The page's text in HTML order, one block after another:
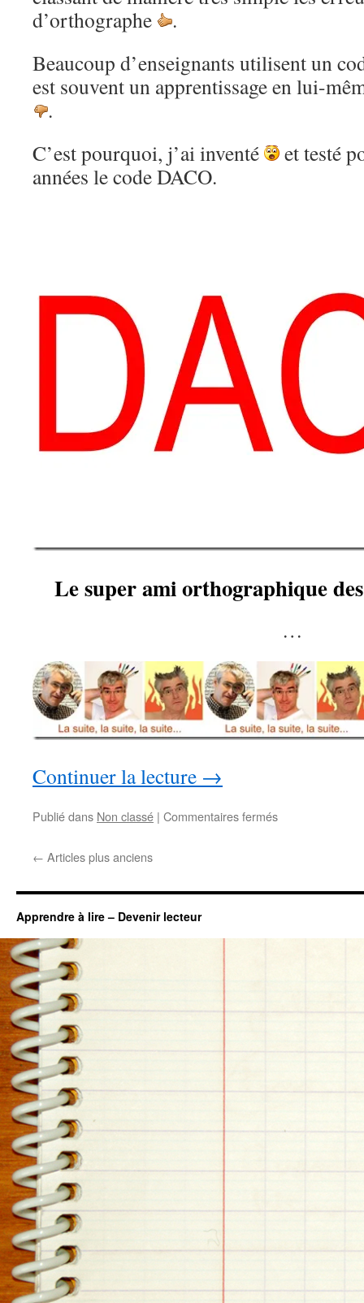
d’orthographe
.
Beaucoup d’enseignants utilisent un
est souvent un apprentissage en lui-
.
C’est pourquoi, j’ai inventé
et testé
années le code DACO.
Le super ami orthographique
…
Continuer la lecture →
Publié dans Non classé | Commentaires ferméssur
le
← Articles plus anciens
Apprendre à lire – Devenir lecteur